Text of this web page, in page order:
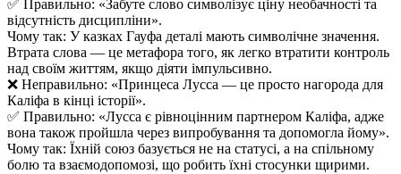
✅ Правильно: «Забуте слово символізує ціну необачності та
відсутність дисципліни».
Чому так: У казках Гауфа деталі мають символічне значення.
Втрата слова — це метафора того, як легко втратити контроль
над своїм життям, якщо діяти імпульсивно.
❌ Неправильно: «Принцеса Лусса — це просто нагорода для
Каліфа в кінці історії».
✅ Правильно: «Лусса є рівноцінним партнером Каліфа, адже
вона також пройшла через випробування та допомогла йому».
Чому так: Їхній союз базується не на статусі, а на спільному
болю та взаємодопомозі, що робить їхні стосунки щирими.